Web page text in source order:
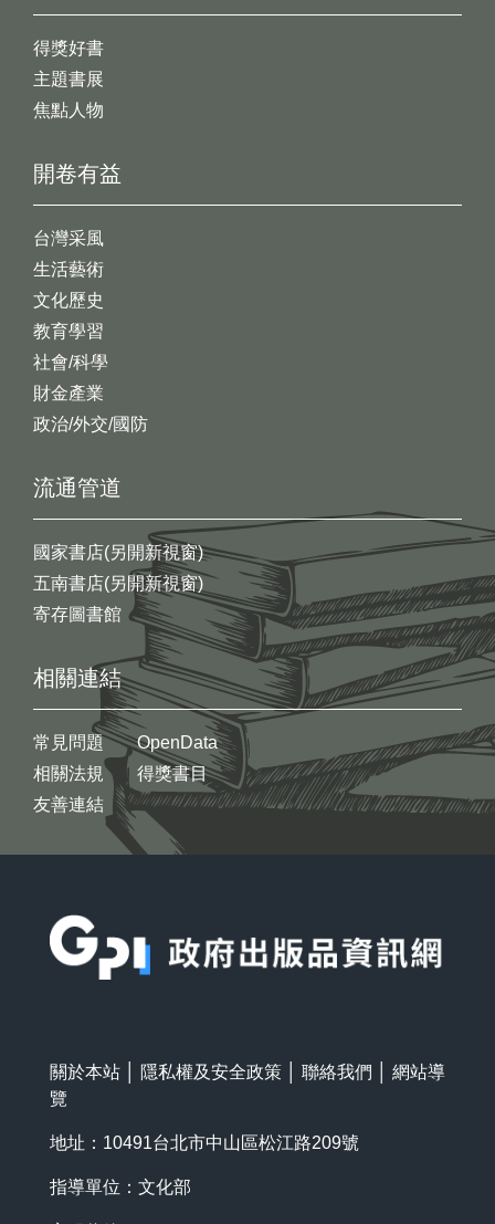
開卷有益
台灣采風
生活藝術
文化歷史
教育學習
社會/科學
財金產業
政治/外交/國防
得獎好書
主題書展
焦點人物
流通管道
國家書店(另開新視窗)
五南書店(另開新視窗)
寄存圖書館
相關連結
常見問題
相關法規
友善連結
OpenData
得獎書目
關於本站 隱私權及安全政策 聯絡我們
網站導
覽
地址：10491台北市中山區松江路209號
指導單位：文化部